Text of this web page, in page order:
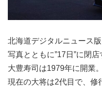
北海道デジタルニュース
写真とともに”17日”に閉
大豊寿司は1979年に開業。
現在の大将は2代目で、修